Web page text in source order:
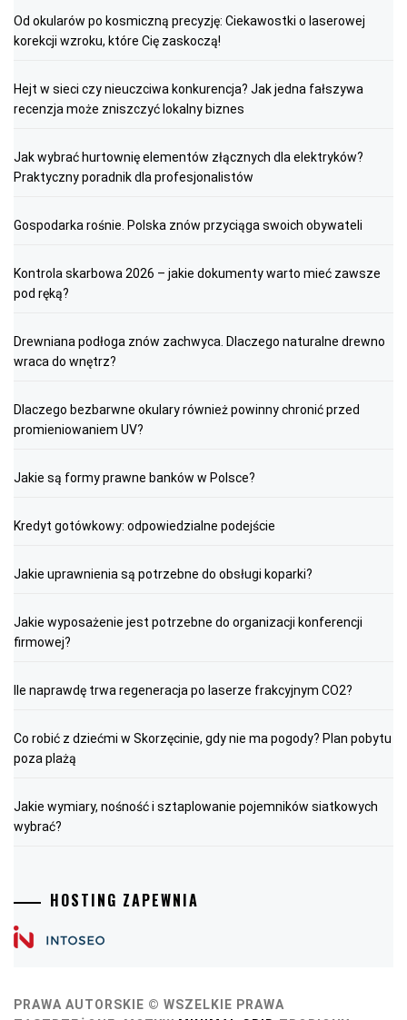
Od okularów po kosmiczną precyzję: Ciekawostki o laserowej
korekcji wzroku, które Cię zaskoczą!
Hejt w sieci czy nieuczciwa konkurencja? Jak jedna fałszywa
recenzja może zniszczyć lokalny biznes
Jak wybrać hurtownię elementów złącznych dla elektryków?
Praktyczny poradnik dla profesjonalistów
Gospodarka rośnie. Polska znów przyciąga swoich obywateli
Kontrola skarbowa 2026 – jakie dokumenty warto mieć zawsze
pod ręką?
Drewniana podłoga znów zachwyca. Dlaczego naturalne drewno
wraca do wnętrz?
Dlaczego bezbarwne okulary również powinny chronić przed
promieniowaniem UV?
Jakie są formy prawne banków w Polsce?
Kredyt gotówkowy: odpowiedzialne podejście
Jakie uprawnienia są potrzebne do obsługi koparki?
Jakie wyposażenie jest potrzebne do organizacji konferencji
firmowej?
Ile naprawdę trwa regeneracja po laserze frakcyjnym CO2?
Co robić z dziećmi w Skorzęcinie, gdy nie ma pogody? Plan pobytu
poza plażą
Jakie wymiary, nośność i sztaplowanie pojemników siatkowych
wybrać?
HOSTING ZAPEWNIA
PRAWA AUTORSKIE © WSZELKIE PRAWA